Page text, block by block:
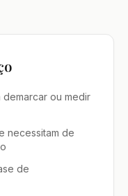
ou medir
necessitam de
de